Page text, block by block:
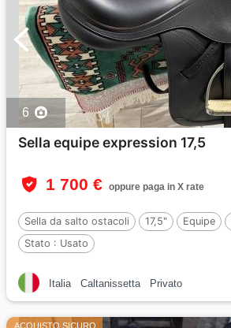
6
Sella equipe expression 17,5
1 700 € oppure paga in X rate
Sella da salto ostacoli 17,5" Equipe
Stato : Usato
Italia Caltanissetta Privato
ACQUISTO SICURO